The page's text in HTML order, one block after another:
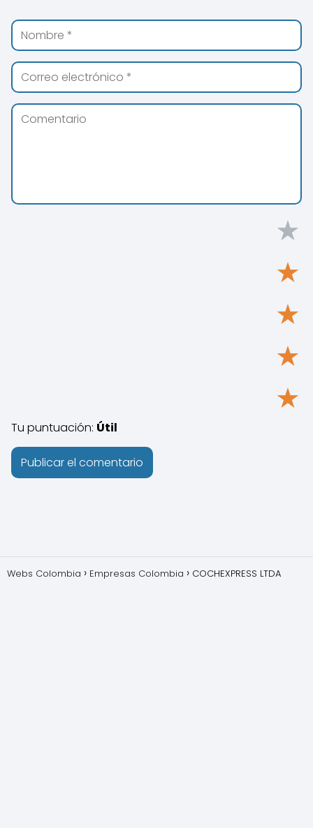
★
★
★
★
★
Tu puntuación: Útil
Webs Colombia Empresas Colombia COCHEXPRESS LTDA